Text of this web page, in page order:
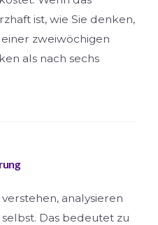
ist, wie Sie denken,
zweiwöchigen
als nach sechs
analysieren
Das bedeutet zu